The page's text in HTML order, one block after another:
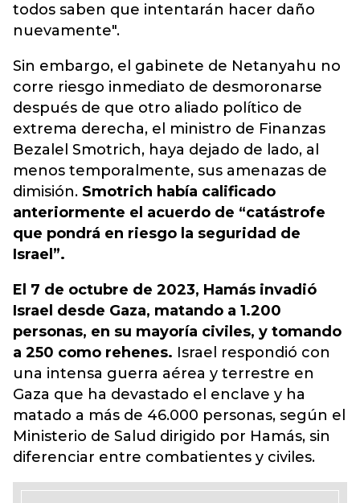
todos saben que intentarán hacer daño
nuevamente".
Sin embargo, el gabinete de Netanyahu no
corre riesgo inmediato de desmoronarse
después de que otro aliado político de
extrema derecha, el ministro de Finanzas
Bezalel Smotrich, haya dejado de lado, al
menos temporalmente, sus amenazas de
dimisión. Smotrich había calificado
anteriormente el acuerdo de “catástrofe
que pondrá en riesgo la seguridad de
Israel”.
El 7 de octubre de 2023, Hamás invadió
Israel desde Gaza, matando a 1.200
personas, en su mayoría civiles, y tomando
a 250 como rehenes. Israel respondió con
una intensa guerra aérea y terrestre en
Gaza que ha devastado el enclave y ha
matado a más de 46.000 personas, según el
Ministerio de Salud dirigido por Hamás, sin
diferenciar entre combatientes y civiles.